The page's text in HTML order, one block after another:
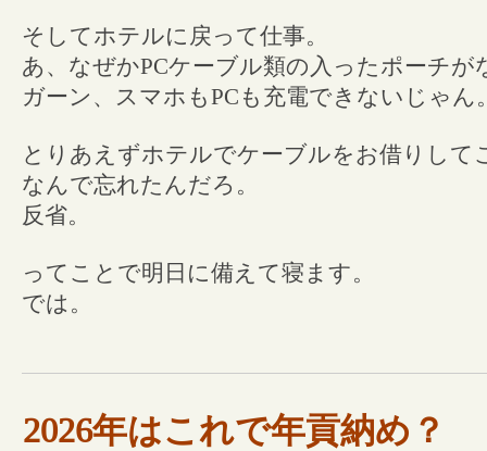
そしてホテルに戻って仕事。
あ、なぜかPCケーブル類の入ったポーチが
ガーン、スマホもPCも充電できないじゃん
とりあえずホテルでケーブルをお借りして
なんで忘れたんだろ。
反省。
ってことで明日に備えて寝ます。
では。
2026年はこれで年貢納め？